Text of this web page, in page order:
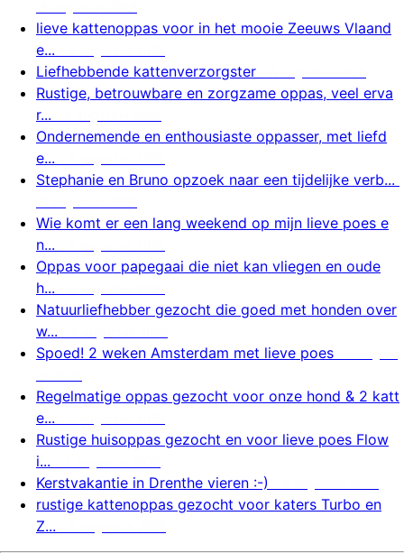
lieve kattenoppas voor in het mooie Zeeuws Vlaand
e...
Liefhebbende kattenverzorgster
Rustige, betrouwbare en zorgzame oppas, veel erva
r...
Ondernemende en enthousiaste oppasser, met liefd
e...
Stephanie en Bruno opzoek naar een tijdelijke verb...
Wie komt er een lang weekend op mijn lieve poes e
n...
Oppas voor papegaai die niet kan vliegen en oude
h...
Natuurliefhebber gezocht die goed met honden over
w...
Spoed! 2 weken Amsterdam met lieve poes
Regelmatige oppas gezocht voor onze hond & 2 katt
e...
Rustige huisoppas gezocht en voor lieve poes Flow
i...
Kerstvakantie in Drenthe vieren :-)
rustige kattenoppas gezocht voor katers Turbo en
Z...